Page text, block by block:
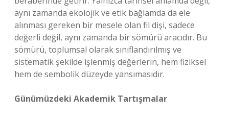
aynı zamanda ekolojik ve etik bağlamda da ele
alınması gereken bir mesele olan fil dişi, sadece
değerli değil, aynı zamanda bir sömürü aracıdır. Bu
sömürü, toplumsal olarak sınıflandırılmış ve
sistematik şekilde işlenmiş değerlerin, hem fiziksel
hem de sembolik düzeyde yansımasıdır.
Günümüzdeki Akademik Tartışmalar